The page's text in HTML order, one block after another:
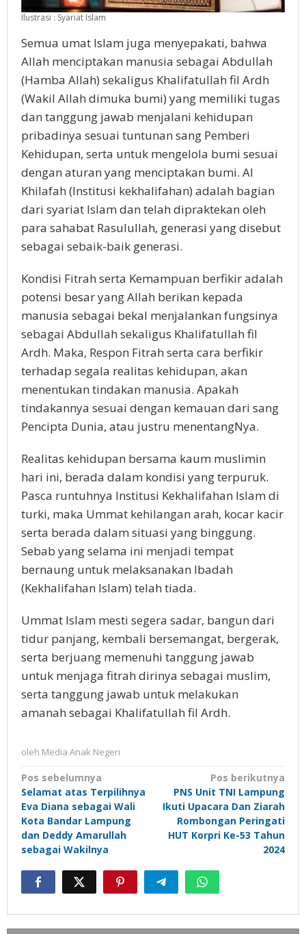
Ilustrasi : Syariat Islam
Semua umat Islam juga menyepakati, bahwa
Allah menciptakan manusia sebagai Abdullah
(Hamba Allah) sekaligus Khalifatullah fil Ardh
(Wakil Allah dimuka bumi) yang memiliki tugas
dan tanggung jawab menjalani kehidupan
pribadinya sesuai tuntunan sang Pemberi
Kehidupan, serta untuk mengelola bumi sesuai
dengan aturan yang menciptakan bumi. Al
Khilafah (Institusi kekhalifahan) adalah bagian
dari syariat Islam dan telah dipraktekan oleh
para sahabat Rasulullah, generasi yang disebut
sebagai sebaik-baik generasi.
Kondisi Fitrah serta Kemampuan berfikir adalah
potensi besar yang Allah berikan kepada
manusia sebagai bekal menjalankan fungsinya
sebagai Abdullah sekaligus Khalifatullah fil
Ardh. Maka, Respon Fitrah serta cara berfikir
terhadap segala realitas kehidupan, akan
menentukan tindakan manusia. Apakah
tindakannya sesuai dengan kemauan dari sang
Pencipta Dunia, atau justru menentangNya.
Realitas kehidupan bersama kaum muslimin
hari ini, berada dalam kondisi yang terpuruk.
Pasca runtuhnya Institusi Kekhalifahan Islam di
turki, maka Ummat kehilangan arah, kocar kacir
serta berada dalam situasi yang binggung.
Sebab yang selama ini menjadi tempat
bernaung untuk melaksanakan Ibadah
(Kekhalifahan Islam) telah tiada.
Ummat Islam mesti segera sadar, bangun dari
tidur panjang, kembali bersemangat, bergerak,
serta berjuang memenuhi tanggung jawab
untuk menjaga fitrah dirinya sebagai muslim,
serta tanggung jawab untuk melakukan
amanah sebagai Khalifatullah fil Ardh.
oleh Media Anak Negeri
Navigasi
pos
Pos sebelumnya
Selamat atas Terpilihnya
Eva Diana sebagai Wali
Kota Bandar Lampung
dan Deddy Amarullah
sebagai Wakilnya
Pos berikutnya
PNS Unit TNI Lampung
Ikuti Upacara Dan Ziarah
Rombongan Peringati
HUT Korpri Ke-53 Tahun
2024